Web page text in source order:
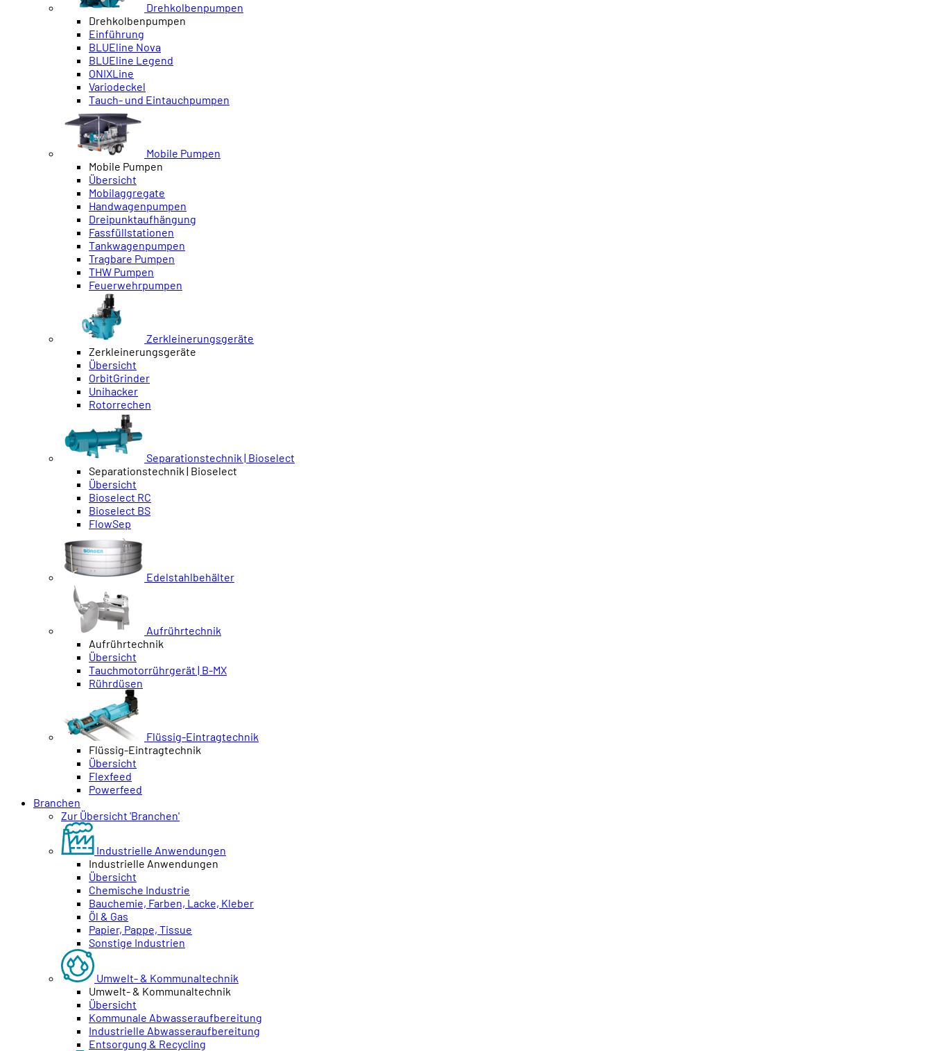
Drehkolbenpumpen
Drehkolbenpumpen
Einführung
BLUEline Nova
BLUEline Legend
ONIXLine
Variodeckel
Tauch- und Eintauchpumpen
Mobile Pumpen
Mobile Pumpen
Übersicht
Mobilaggregate
Handwagenpumpen
Dreipunktaufhängung
Fassfüllstationen
Tankwagenpumpen
Tragbare Pumpen
THW Pumpen
Feuerwehrpumpen
Zerkleinerungsgeräte
Zerkleinerungsgeräte
Übersicht
OrbitGrinder
Unihacker
Rotorrechen
Separationstechnik | Bioselect
Separationstechnik | Bioselect
Übersicht
Bioselect RC
Bioselect BS
FlowSep
Edelstahlbehälter
Aufrührtechnik
Aufrührtechnik
Übersicht
Tauchmotorrührgerät | B-MX
Rührdüsen
Flüssig-Eintragtechnik
Flüssig-Eintragtechnik
Übersicht
Flexfeed
Powerfeed
Branchen
Zur Übersicht 'Branchen'
Industrielle Anwendungen
Industrielle Anwendungen
Übersicht
Chemische Industrie
Bauchemie, Farben, Lacke, Kleber
Öl & Gas
Papier, Pappe, Tissue
Sonstige Industrien
Umwelt- & Kommunaltechnik
Umwelt- & Kommunaltechnik
Übersicht
Kommunale Abwasseraufbereitung
Industrielle Abwasseraufbereitung
Entsorgung & Recycling